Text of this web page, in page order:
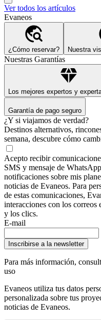
Ver todos los artículos
Evaneos
¿Cómo reservar? Nuestra
Nuestras Garantías
Los mejores expertos y
Garantía de pago seguro
¿Y si viajamos de verdad?
Destinos alternativos,
semana, descubre cómo
Acepto recibir
SMS y mensaje de
notificaciones sobre mis
noticias de Evaneos. Para
de estas comunicaciones,
interacciones con los correos
y los clics.
E-mail
Inscribirse a la newsletter
Para más información,
uso
Evaneos utiliza tus datos
personalizada sobre tus
noticias de Evaneos.